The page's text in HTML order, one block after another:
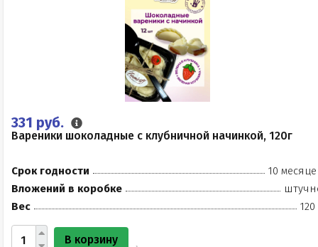
331 руб.
Вареники шоколадные с клубничной начинкой, 120г
Срок годности
10
Вложений в коробке
Вес
120
В корзину